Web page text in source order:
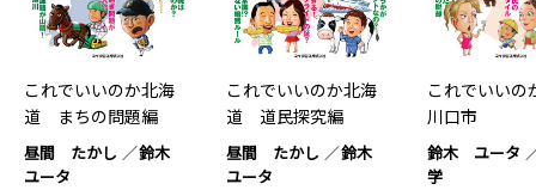
これでいいのか北海
道 まちの問題編
昼間 たかし
鈴木
ユータ
これでいいのか北海
道 道民探究編
昼間 たかし
鈴木
ユータ
これでいいの
川口市
鈴木 ユータ
学